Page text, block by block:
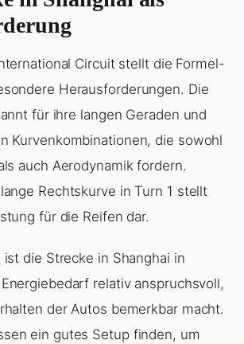
Circuit stellt die Formel-
Herausforderungen. Die
für ihre langen Geraden und
Kurvenkombinationen, die sowohl
auch Aerodynamik fordern.
Rechtskurve in Turn 1 stellt
für die Reifen dar.
ist die Strecke in Shanghai in
relativ anspruchsvoll,
der Autos bemerkbar macht.
ein gutes Setup finden, um